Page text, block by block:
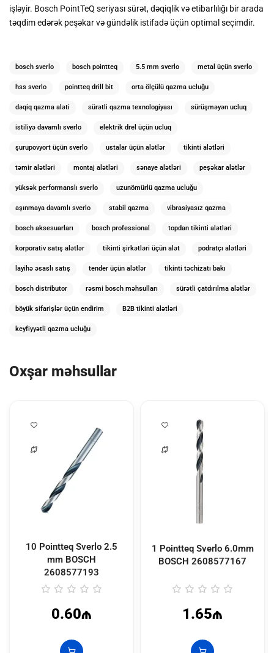
işləyir. Bosch PointTeQ seriyası sürət, dəqiqlik və etibarlılığı bir arada
təqdim edərək peşəkar və gündəlik istifadə üçün optimal seçimdir.
bosch sverlo bosch pointteq 5.5 mm sverlo metal üçün sverlo
hss sverlo pointteq drill bit orta ölçülü qazma ucluğu
dəqiq qazma aləti sürətli qazma texnologiyası sürüşməyən ucluq
istiliyə davamlı sverlo elektrik drel üçün ucluq
şurupovyort üçün sverlo ustalar üçün alətlər tikinti alətləri
təmir alətləri montaj alətləri sənaye alətləri peşəkar alətlər
yüksək performanslı sverlo uzunömürlü qazma ucluğu
aşınmaya davamlı sverlo stabil qazma vibrasiyasız qazma
bosch aksesuarları bosch professional topdan tikinti alətləri
korporativ satış alətlər tikinti şirkətləri üçün alət podratçı alətləri
layihə əsaslı satış tender üçün alətlər tikinti təchizatı bakı
bosch distributor rəsmi bosch məhsulları sürətli çatdırılma alətlər
böyük sifarişlər üçün endirim B2B tikinti alətləri
keyfiyyətli qazma ucluğu
Oxşar məhsullar
10 Pointteq Sverlo 2.5
mm BOSCH
2608577193
0.60₼
1 Pointteq Sverlo 6.0mm
BOSCH 2608577167
1.65₼